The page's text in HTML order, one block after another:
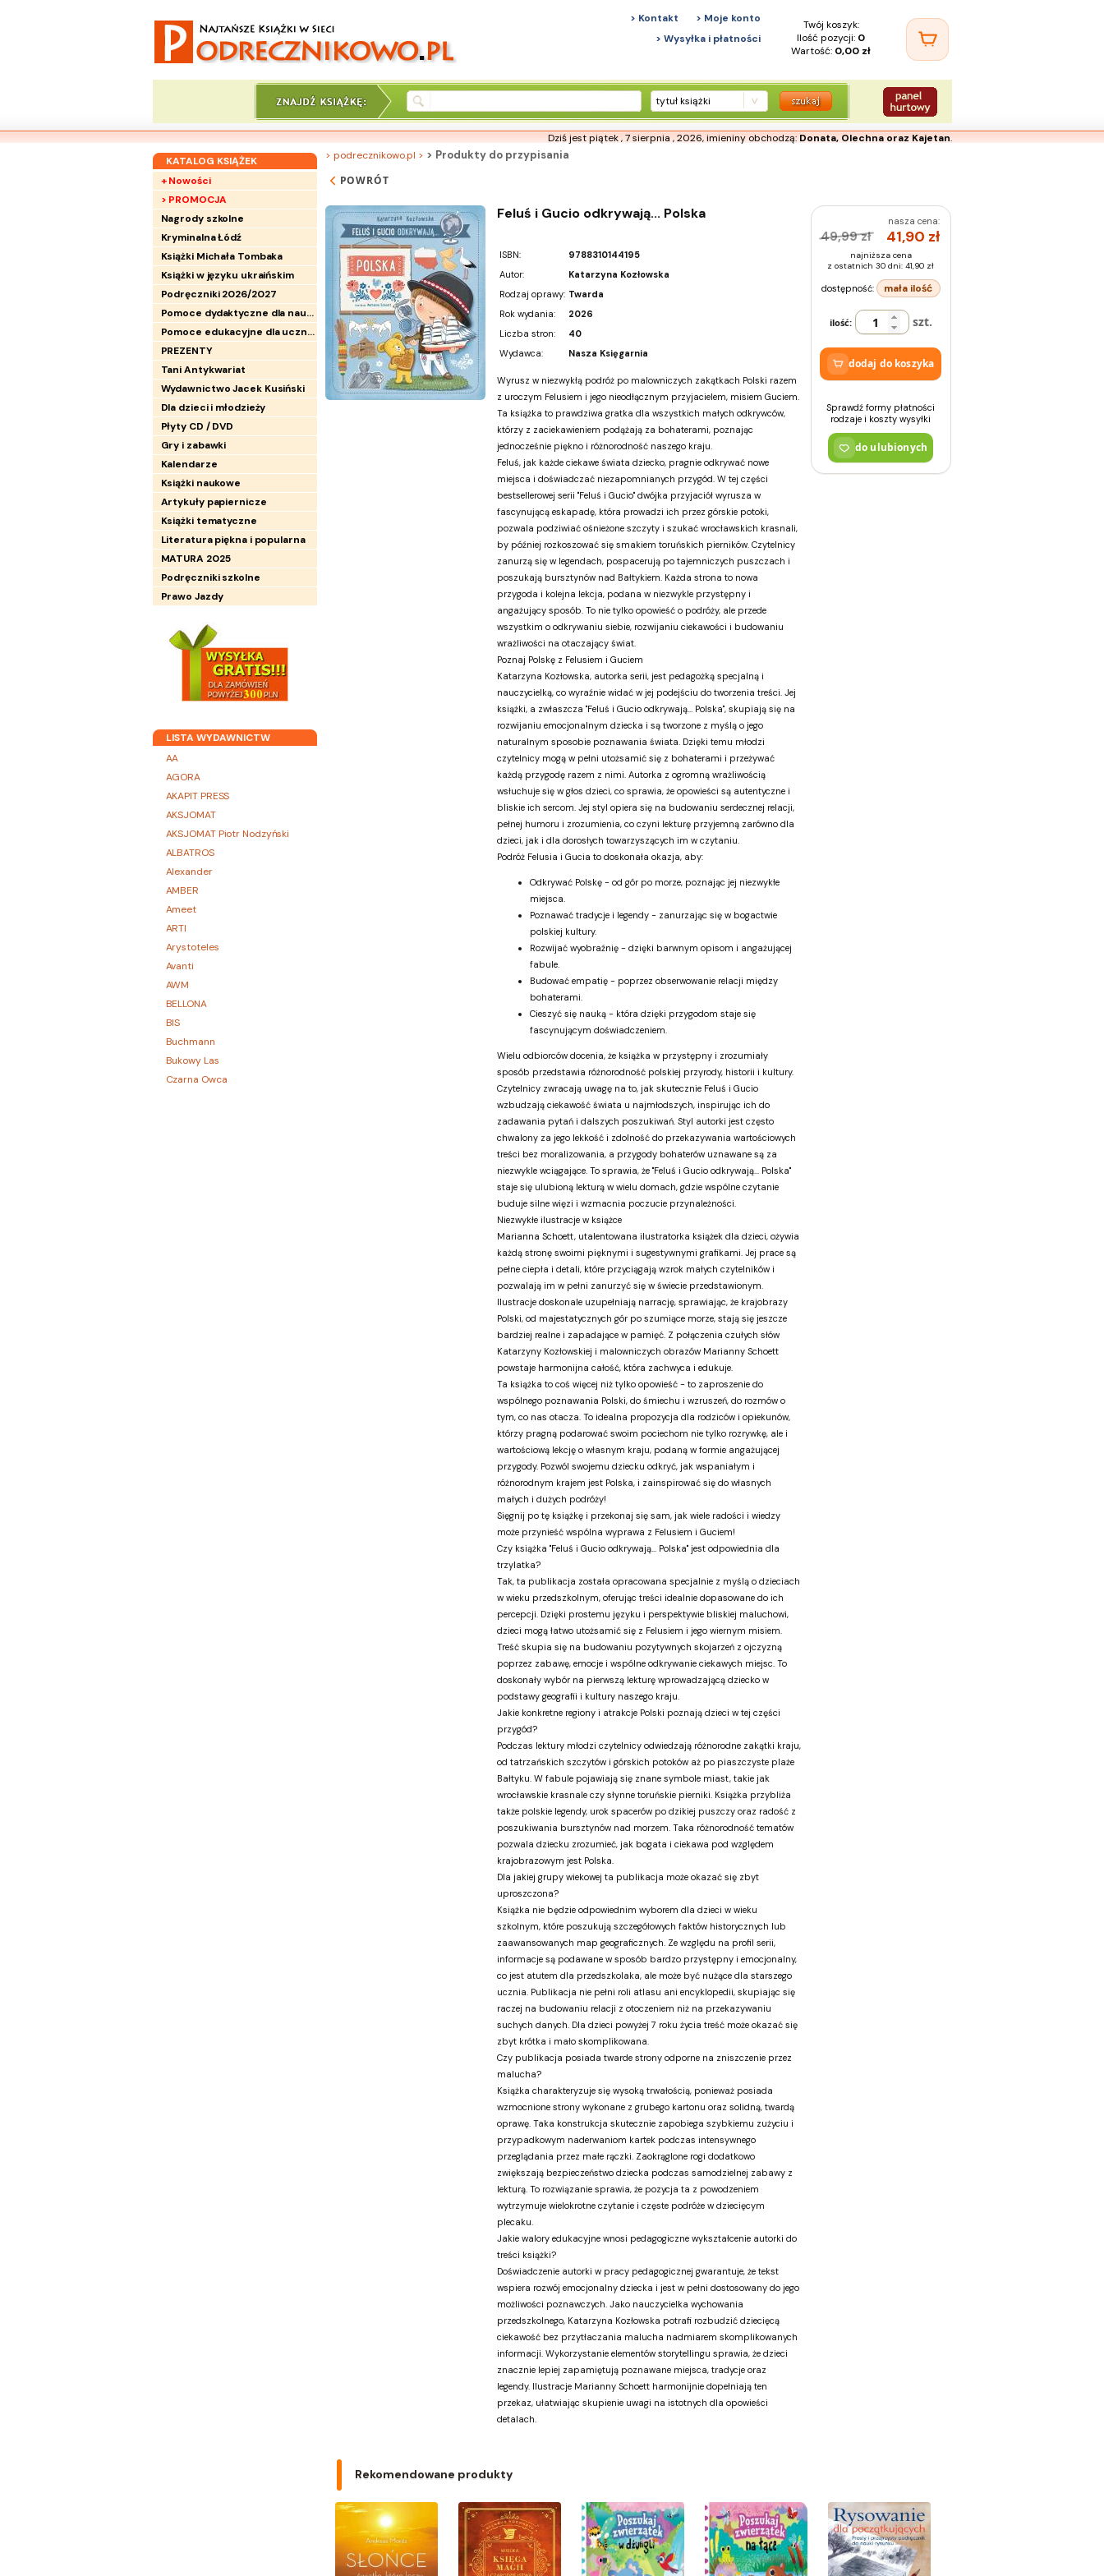
Twój koszyk:
Ilość pozycji: 0
Wartość: 0,00 zł
> Moje konto
> Kontakt
> Wysyłka i płatności
tytuł książki
Dziś jest piątek , 7 sierpnia , 2026,imieniny obchodzą: Donata, Olechna oraz Kajetan.
KATALOG KSIĄŻEK
+ Nowości
> PROMOCJA
Nagrody szkolne
Kryminalna Łódź
Książki Michała Tombaka
Książki w języku ukraińskim
Podręczniki 2026/2027
Pomoce dydaktyczne dla nauczycieli
Pomoce edukacyjne dla uczniów
PREZENTY
Tani Antykwariat
Wydawnictwo Jacek Kusiński
Dla dzieci i młodzieży
Płyty CD / DVD
Gry i zabawki
Kalendarze
Książki naukowe
Artykuły papiernicze
Książki tematyczne
Literatura piękna i popularna
MATURA 2025
Podręczniki szkolne
Prawo Jazdy
LISTA WYDAWNICTW
AA
AGORA
AKAPIT PRESS
AKSJOMAT
AKSJOMAT Piotr Nodzyński
ALBATROS
Alexander
AMBER
Ameet
ARTI
Arystoteles
Avanti
AWM
BELLONA
BIS
Buchmann
Bukowy Las
Czarna Owca
> podrecznikowo.pl > > Produkty do przypisania
POWRÓT
nasza cena:
49,99 zł 41,90 zł
najniższa cena
z ostatnich 30 dni: 41,90 zł
dostępność: mała ilość
ilość: szt.
dodaj do koszyka
Sprawdź formy płatności
rodzaje i koszty wysyłki
do ulubionych
Feluś i Gucio odkrywają... Polska
ISBN:
9788310144195
Autor:
Katarzyna Kozłowska
Rodzaj oprawy: Twarda
Rok wydania:
2026
Liczba stron:
40
Wydawca:
Nasza Księgarnia
Wyrusz w niezwykłą podróż po malowniczych zakątkach Polski razem
z uroczym Felusiem i jego nieodłącznym przyjacielem, misiem Guciem.
Ta książka to prawdziwa gratka dla wszystkich małych odkrywców,
którzy z zaciekawieniem podążają za bohaterami, poznając
jednocześnie piękno i różnorodność naszego kraju.
Feluś, jak każde ciekawe świata dziecko, pragnie odkrywać nowe
miejsca i doświadczać niezapomnianych przygód. W tej części
bestsellerowej serii "Feluś i Gucio" dwójka przyjaciół wyrusza w
fascynującą eskapadę, która prowadzi ich przez górskie potoki,
pozwala podziwiać ośnieżone szczyty i szukać wrocławskich krasnali,
by później rozkoszować się smakiem toruńskich pierników. Czytelnicy
zanurzą się w legendach, pospacerują po tajemniczych puszczach i
poszukają bursztynów nad Bałtykiem. Każda strona to nowa
przygoda i kolejna lekcja, podana w niezwykle przystępny i
angażujący sposób. To nie tylko opowieść o podróży, ale przede
wszystkim o odkrywaniu siebie, rozwijaniu ciekawości i budowaniu
wrażliwości na otaczający świat.
Poznaj Polskę z Felusiem i Guciem
Katarzyna Kozłowska, autorka serii, jest pedagożką specjalną i
nauczycielką, co wyraźnie widać w jej podejściu do tworzenia treści. Jej
książki, a zwłaszcza "Feluś i Gucio odkrywają... Polska", skupiają się na
rozwijaniu emocjonalnym dziecka i są tworzone z myślą o jego
naturalnym sposobie poznawania świata. Dzięki temu młodzi
czytelnicy mogą w pełni utożsamić się z bohaterami i przeżywać
każdą przygodę razem z nimi. Autorka z ogromną wrażliwością
wsłuchuje się w głos dzieci, co sprawia, że opowieści są autentyczne i
bliskie ich sercom. Jej styl opiera się na budowaniu serdecznej relacji,
pełnej humoru i zrozumienia, co czyni lekturę przyjemną zarówno dla
dzieci, jak i dla dorosłych towarzyszących im w czytaniu.
Podróż Felusia i Gucia to doskonała okazja, aby:
Odkrywać Polskę - od gór po morze, poznając jej niezwykłe
miejsca.
Poznawać tradycje i legendy - zanurzając się w bogactwie
polskiej kultury.
Rozwijać wyobraźnię - dzięki barwnym opisom i angażującej
fabule.
Budować empatię - poprzez obserwowanie relacji między
bohaterami.
Cieszyć się nauką - która dzięki przygodom staje się
fascynującym doświadczeniem.
Wielu odbiorców docenia, że książka w przystępny i zrozumiały
sposób przedstawia różnorodność polskiej przyrody, historii i kultury.
Czytelnicy zwracają uwagę na to, jak skutecznie Feluś i Gucio
wzbudzają ciekawość świata u najmłodszych, inspirując ich do
zadawania pytań i dalszych poszukiwań. Styl autorki jest często
chwalony za jego lekkość i zdolność do przekazywania wartościowych
treści bez moralizowania, a przygody bohaterów uznawane są za
niezwykle wciągające. To sprawia, że "Feluś i Gucio odkrywają... Polska"
staje się ulubioną lekturą w wielu domach, gdzie wspólne czytanie
buduje silne więzi i wzmacnia poczucie przynależności.
Niezwykłe ilustracje w książce
Marianna Schoett, utalentowana ilustratorka książek dla dzieci, ożywia
każdą stronę swoimi pięknymi i sugestywnymi grafikami. Jej prace są
pełne ciepła i detali, które przyciągają wzrok małych czytelników i
pozwalają im w pełni zanurzyć się w świecie przedstawionym.
Ilustracje doskonale uzupełniają narrację, sprawiając, że krajobrazy
Polski, od majestatycznych gór po szumiące morze, stają się jeszcze
bardziej realne i zapadające w pamięć. Z połączenia czułych słów
Katarzyny Kozłowskiej i malowniczych obrazów Marianny Schoett
powstaje harmonijna całość, która zachwyca i edukuje.
Ta książka to coś więcej niż tylko opowieść - to zaproszenie do
wspólnego poznawania Polski, do śmiechu i wzruszeń, do rozmów o
tym, co nas otacza. To idealna propozycja dla rodziców i opiekunów,
którzy pragną podarować swoim pociechom nie tylko rozrywkę, ale i
wartościową lekcję o własnym kraju, podaną w formie angażującej
przygody. Pozwól swojemu dziecku odkryć, jak wspaniałym i
różnorodnym krajem jest Polska, i zainspirować się do własnych
małych i dużych podróży!
Sięgnij po tę książkę i przekonaj się sam, jak wiele radości i wiedzy
może przynieść wspólna wyprawa z Felusiem i Guciem!
Czy książka "Feluś i Gucio odkrywają... Polska" jest odpowiednia dla
trzylatka?
Tak, ta publikacja została opracowana specjalnie z myślą o dzieciach
w wieku przedszkolnym, oferując treści idealnie dopasowane do ich
percepcji. Dzięki prostemu języku i perspektywie bliskiej maluchowi,
dzieci mogą łatwo utożsamić się z Felusiem i jego wiernym misiem.
Treść skupia się na budowaniu pozytywnych skojarzeń z ojczyzną
poprzez zabawę, emocje i wspólne odkrywanie ciekawych miejsc. To
doskonały wybór na pierwszą lekturę wprowadzającą dziecko w
podstawy geografii i kultury naszego kraju.
Jakie konkretne regiony i atrakcje Polski poznają dzieci w tej części
przygód?
Podczas lektury młodzi czytelnicy odwiedzają różnorodne zakątki kraju,
od tatrzańskich szczytów i górskich potoków aż po piaszczyste plaże
Bałtyku. W fabule pojawiają się znane symbole miast, takie jak
wrocławskie krasnale czy słynne toruńskie pierniki. Książka przybliża
także polskie legendy, urok spacerów po dzikiej puszczy oraz radość z
poszukiwania bursztynów nad morzem. Taka różnorodność tematów
pozwala dziecku zrozumieć, jak bogata i ciekawa pod względem
krajobrazowym jest Polska.
Dla jakiej grupy wiekowej ta publikacja może okazać się zbyt
uproszczona?
Książka nie będzie odpowiednim wyborem dla dzieci w wieku
szkolnym, które poszukują szczegółowych faktów historycznych lub
zaawansowanych map geograficznych. Ze względu na profil serii,
informacje są podawane w sposób bardzo przystępny i emocjonalny,
co jest atutem dla przedszkolaka, ale może być nużące dla starszego
ucznia. Publikacja nie pełni roli atlasu ani encyklopedii, skupiając się
raczej na budowaniu relacji z otoczeniem niż na przekazywaniu
suchych danych. Dla dzieci powyżej 7 roku życia treść może okazać się
zbyt krótka i mało skomplikowana.
Czy publikacja posiada twarde strony odporne na zniszczenie przez
malucha?
Książka charakteryzuje się wysoką trwałością, ponieważ posiada
wzmocnione strony wykonane z grubego kartonu oraz solidną, twardą
oprawę. Taka konstrukcja skutecznie zapobiega szybkiemu zużyciu i
przypadkowym naderwaniom kartek podczas intensywnego
przeglądania przez małe rączki. Zaokrąglone rogi dodatkowo
zwiększają bezpieczeństwo dziecka podczas samodzielnej zabawy z
lekturą. To rozwiązanie sprawia, że pozycja ta z powodzeniem
wytrzymuje wielokrotne czytanie i częste podróże w dziecięcym
plecaku.
Jakie walory edukacyjne wnosi pedagogiczne wykształcenie autorki do
treści książki?
Doświadczenie autorki w pracy pedagogicznej gwarantuje, że tekst
wspiera rozwój emocjonalny dziecka i jest w pełni dostosowany do jego
możliwości poznawczych. Jako nauczycielka wychowania
przedszkolnego, Katarzyna Kozłowska potrafi rozbudzić dziecięcą
ciekawość bez przytłaczania malucha nadmiarem skomplikowanych
informacji. Wykorzystanie elementów storytellingu sprawia, że dzieci
znacznie lepiej zapamiętują poznawane miejsca, tradycje oraz
legendy. Ilustracje Marianny Schoett harmonijnie dopełniają ten
przekaz, ułatwiając skupienie uwagi na istotnych dla opowieści
detalach.
Rekomendowane produkty